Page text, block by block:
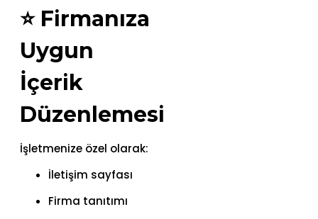
⭐ Firmanıza
Uygun
İçerik
Düzenlemesi
İşletmenize özel olarak:
İletişim sayfası
Firma tanıtımı